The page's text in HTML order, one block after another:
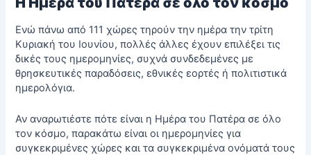
Ενώ πάνω από 111 χώρες τηρούν την ημέρα την τρίτη
Κυριακή του Ιουνίου, πολλές άλλες έχουν επιλέξει τις
δικές τους ημερομηνίες, συχνά συνδεδεμένες με
θρησκευτικές παραδόσεις, εθνικές εορτές ή πολιτιστικά
ημερολόγια.
Αν αναρωτιέστε πότε είναι η Ημέρα του Πατέρα σε όλο
τον κόσμο, παρακάτω είναι οι ημερομηνίες για
συγκεκριμένες χώρες και τα συγκεκριμένα ονόματά τους